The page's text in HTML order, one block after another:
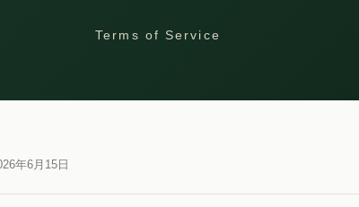
Terms of Service
年6月15日